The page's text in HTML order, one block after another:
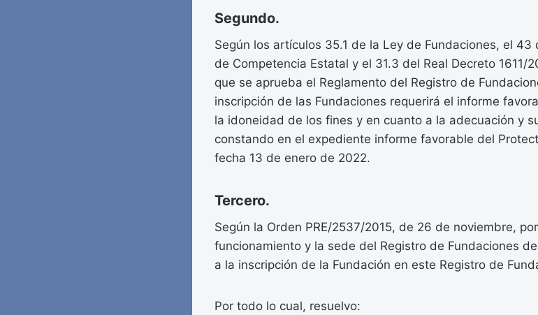
Segundo.
Según los artículos 35.1 de la Ley de Fundaciones, el 43
de Competencia Estatal y el 31.3 del Real Decreto 1611/
que se aprueba el Reglamento del Registro de
inscripción de las Fundaciones requerirá el informe
la idoneidad de los fines y en cuanto a la adecuación y
constando en el expediente informe favorable del
fecha 13 de enero de 2022.
Tercero.
Según la Orden PRE/2537/2015, de 26 de noviembre,
funcionamiento y la sede del Registro de Fundaciones
a la inscripción de la Fundación en este Registro de
Por todo lo cual, resuelvo: